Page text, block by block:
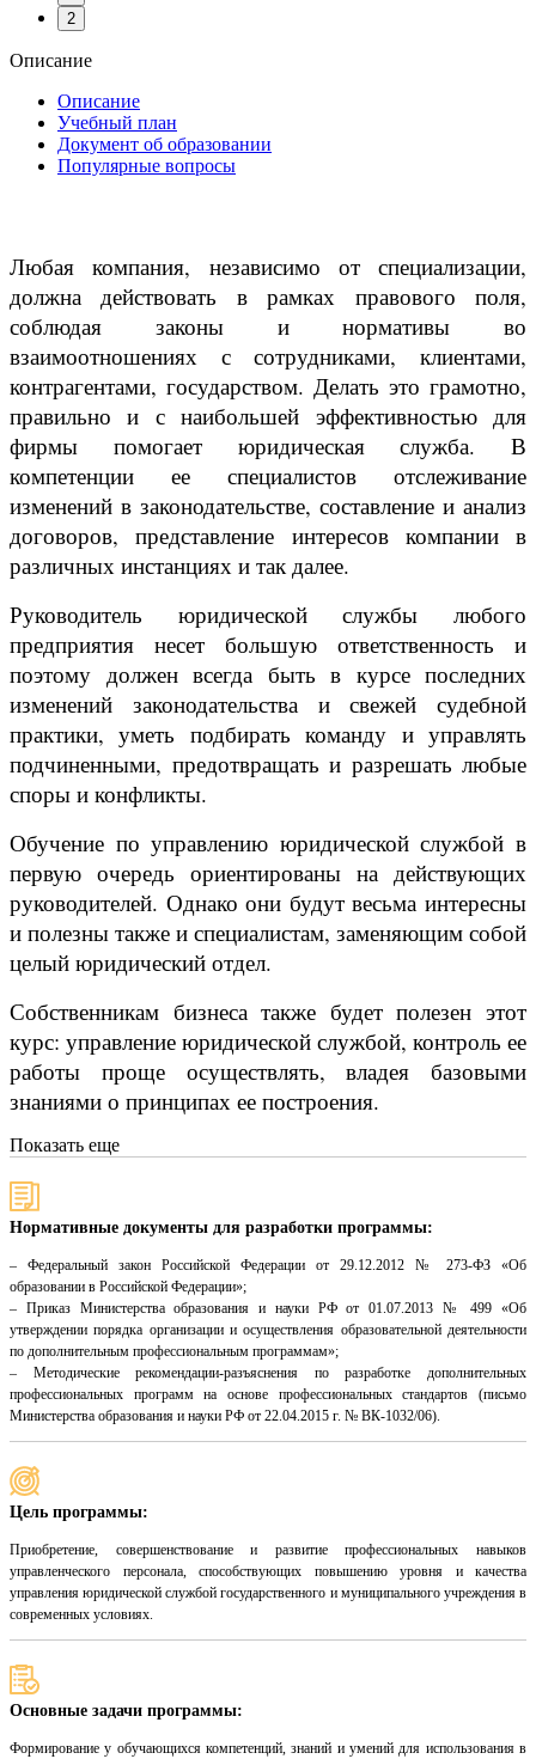
2
Описание
Описание
Учебный план
Документ об образовании
Популярные вопросы
Любая компания, независимо от специализации,
должна действовать в рамках правового поля,
соблюдая законы и нормативы во
взаимоотношениях с сотрудниками, клиентами,
контрагентами, государством. Делать это грамотно,
правильно и с наибольшей эффективностью для
фирмы помогает юридическая служба. В
компетенции ее специалистов отслеживание
изменений в законодательстве, составление и анализ
договоров, представление интересов компании в
различных инстанциях и так далее.
Руководитель юридической службы любого
предприятия несет большую ответственность и
поэтому должен всегда быть в курсе последних
изменений законодательства и свежей судебной
практики, уметь подбирать команду и управлять
подчиненными, предотвращать и разрешать любые
споры и конфликты.
Обучение по управлению юридической службой в
первую очередь ориентированы на действующих
руководителей. Однако они будут весьма интересны
и полезны также и специалистам, заменяющим собой
целый юридический отдел.
Собственникам бизнеса также будет полезен этот
курс: управление юридической службой, контроль ее
работы проще осуществлять, владея базовыми
знаниями о принципах ее построения.
Показать еще
Нормативные документы для разработки программы:
– Федеральный закон Российской Федерации от 29.12.2012 № 273-ФЗ «Об
образовании в Российской Федерации»;
– Приказ Министерства образования и науки РФ от 01.07.2013 № 499 «Об
утверждении порядка организации и осуществления образовательной деятельности
по дополнительным профессиональным программам»;
– Методические рекомендации-разъяснения по разработке дополнительных
профессиональных программ на основе профессиональных стандартов (письмо
Министерства образования и науки РФ от 22.04.2015 г. № ВК-1032/06).
Цель программы:
Приобретение, совершенствование и развитие профессиональных навыков
управленческого персонала, способствующих повышению уровня и качества
управления юридической службой государственного и муниципального учреждения в
современных условиях.
Основные задачи программы:
Формирование у обучающихся компетенций, знаний и умений для использования в